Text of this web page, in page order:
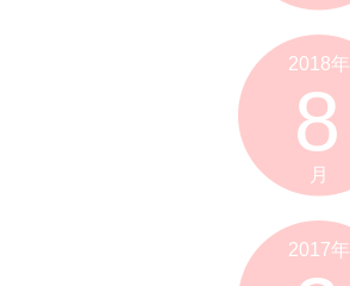
2018年
8
月
2017年